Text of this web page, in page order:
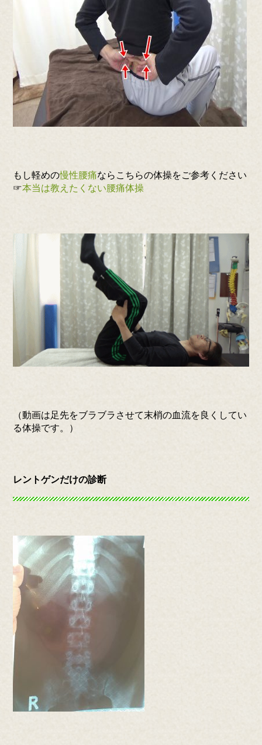
もし軽めの慢性腰痛ならこちらの体操をご参考ください
☞本当は教えたくない腰痛体操
（動画は足先をブラブラさせて末梢の血流を良くしてい
る体操です。）
レントゲンだけの診断